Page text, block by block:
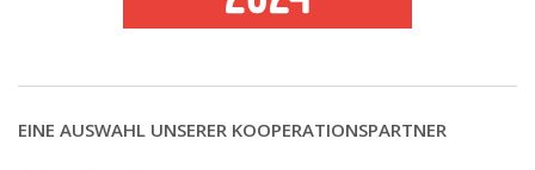
EINE AUSWAHL UNSERER KOOPERATIONSPARTNER